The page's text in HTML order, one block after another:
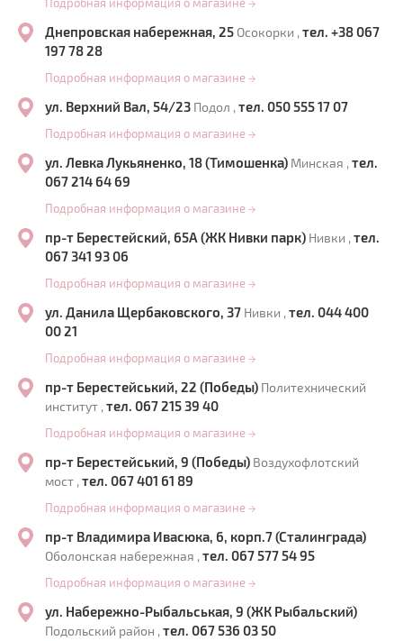
→
Днепровская набережная, 25 Осокорки , тел. +38 067
197 78 28
Подробная информация о магазине →
ул. Верхний Вал, 54/23 Подол , тел. 050 555 17 07
Подробная информация о магазине →
ул. Левка Лукьяненко, 18 (Тимошенка) Минская , тел.
067 214 64 69
Подробная информация о магазине →
пр-т Берестейский, 65А (ЖК Нивки парк) Нивки , тел.
067 341 93 06
Подробная информация о магазине →
ул. Данила Щербаковского, 37 Нивки , тел. 044 400
00 21
Подробная информация о магазине →
пр-т Берестейський, 22 (Победы) Политехнический
институт , тел. 067 215 39 40
Подробная информация о магазине →
пр-т Берестейський, 9 (Победы) Воздухофлотский
мост , тел. 067 401 61 89
Подробная информация о магазине →
пр-т Владимира Ивасюка, 6, корп.7 (Сталинграда)
Оболонская набережная , тел. 067 577 54 95
Подробная информация о магазине →
ул. Набережно-Рыбальськая, 9 (ЖК Рыбальский)
Подольский район , тел. 067 536 03 50